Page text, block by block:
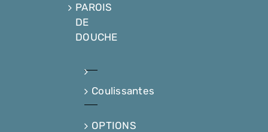
PAROIS
DE
DOUCHE
Coulissantes
OPTIONS